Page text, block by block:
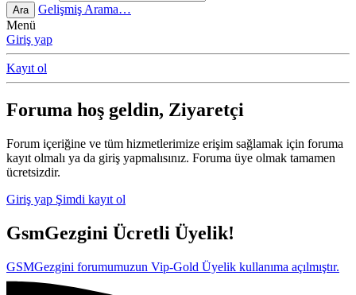
Ara
Gelişmiş Arama…
Menü
Giriş yap
Kayıt ol
Foruma hoş geldin, Ziyaretçi
Forum içeriğine ve tüm hizmetlerimize erişim sağlamak için foruma
kayıt olmalı ya da giriş yapmalısınız. Foruma üye olmak tamamen
ücretsizdir.
Giriş yap Şimdi kayıt ol
GsmGezgini Ücretli Üyelik!
GSMGezgini forumumuzun Vip-Gold Üyelik kullanıma açılmıştır.